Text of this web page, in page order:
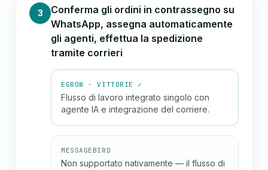
3
Conferma gli ordini in contrassegno su
WhatsApp, assegna automaticamente
gli agenti, effettua la spedizione
tramite corrieri
EGROW · VITTORIE ✓
Flusso di lavoro integrato singolo con
agente IA e integrazione del corriere.
MESSAGEBIRD
Non supportato nativamente — il flusso di